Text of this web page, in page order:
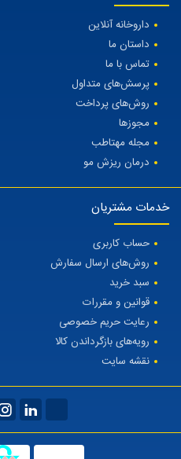
داروخانه آنلاین
داستان ما
تماس با ما
پرسش‌های متداول
روش‌های پرداخت
مجوزها
مجله مهتاطب
درمان ریزش مو
خدمات مشتریان
حساب کاربری
روش‌های ارسال سفارش
سبد خرید
قوانین و مقررات
رعایت حریم خصوصی
رویه‌های بازگرداندن کالا
نقشه سایت